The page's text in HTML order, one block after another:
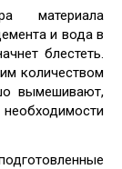
материала
и вода в
блестеть.
количеством
вымешивают,